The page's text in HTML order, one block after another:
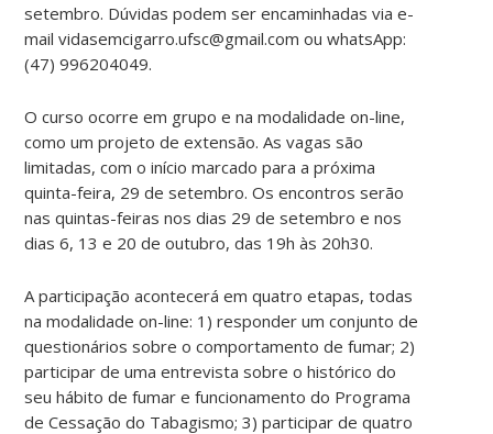
setembro. Dúvidas podem ser encaminhadas via e-
mail vidasemcigarro.ufsc@gmail.com ou whatsApp:
(47) 996204049.
O curso ocorre em grupo e na modalidade on-line,
como um projeto de extensão. As vagas são
limitadas, com o início marcado para a próxima
quinta-feira, 29 de setembro. Os encontros serão
nas quintas-feiras nos dias 29 de setembro e nos
dias 6, 13 e 20 de outubro, das 19h às 20h30.
A participação acontecerá em quatro etapas, todas
na modalidade on-line: 1) responder um conjunto de
questionários sobre o comportamento de fumar; 2)
participar de uma entrevista sobre o histórico do
seu hábito de fumar e funcionamento do Programa
de Cessação do Tabagismo; 3) participar de quatro